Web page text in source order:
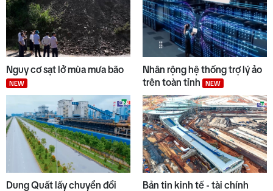
Nguy cơ sạt lở mùa mưa bão
NEW
Nhân rộng hệ thống trợ lý ảo
trên toàn tỉnh
NEW
Dung Quất lấy chuyển đổi
Bản tin kinh tế - tài chính